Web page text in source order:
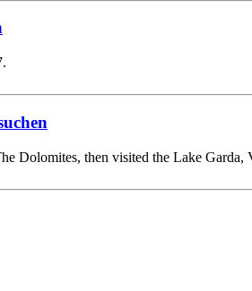
Dolomites, then visited the Lake Garda,